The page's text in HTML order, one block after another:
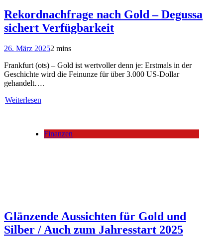
Rekordnachfrage nach Gold – Degussa
sichert Verfügbarkeit
26. März 20252 mins
Frankfurt (ots) – Gold ist wertvoller denn je: Erstmals in der
Geschichte wird die Feinunze für über 3.000 US-Dollar
gehandelt….
Weiterlesen
Finanzen
Glänzende Aussichten für Gold und
Silber / Auch zum Jahresstart 2025